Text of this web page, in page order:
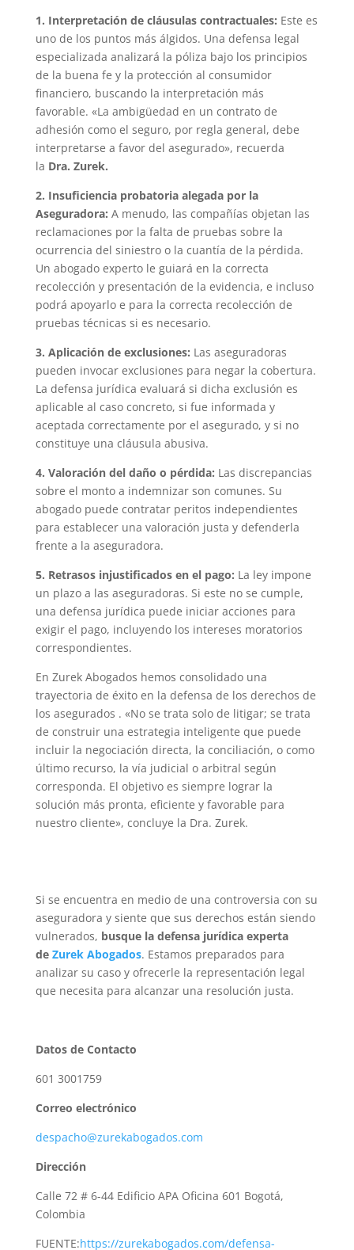
1. Interpretación de cláusulas contractuales: Este es
uno de los puntos más álgidos. Una defensa legal
especializada analizará la póliza bajo los principios
de la buena fe y la protección al consumidor
financiero, buscando la interpretación más
favorable. «La ambigüedad en un contrato de
adhesión como el seguro, por regla general, debe
interpretarse a favor del asegurado», recuerda
la Dra. Zurek.
2. Insuficiencia probatoria alegada por la
Aseguradora: A menudo, las compañías objetan las
reclamaciones por la falta de pruebas sobre la
ocurrencia del siniestro o la cuantía de la pérdida.
Un abogado experto le guiará en la correcta
recolección y presentación de la evidencia, e incluso
podrá apoyarlo e para la correcta recolección de
pruebas técnicas si es necesario.
3. Aplicación de exclusiones: Las aseguradoras
pueden invocar exclusiones para negar la cobertura.
La defensa jurídica evaluará si dicha exclusión es
aplicable al caso concreto, si fue informada y
aceptada correctamente por el asegurado, y si no
constituye una cláusula abusiva.
4. Valoración del daño o pérdida: Las discrepancias
sobre el monto a indemnizar son comunes. Su
abogado puede contratar peritos independientes
para establecer una valoración justa y defenderla
frente a la aseguradora.
5. Retrasos injustificados en el pago: La ley impone
un plazo a las aseguradoras. Si este no se cumple,
una defensa jurídica puede iniciar acciones para
exigir el pago, incluyendo los intereses moratorios
correspondientes.
En Zurek Abogados hemos consolidado una
trayectoria de éxito en la defensa de los derechos de
los asegurados . «No se trata solo de litigar; se trata
de construir una estrategia inteligente que puede
incluir la negociación directa, la conciliación, o como
último recurso, la vía judicial o arbitral según
corresponda. El objetivo es siempre lograr la
solución más pronta, eficiente y favorable para
nuestro cliente», concluye la Dra. Zurek.
Si se encuentra en medio de una controversia con su
aseguradora y siente que sus derechos están siendo
vulnerados, busque la defensa jurídica experta
de Zurek Abogados. Estamos preparados para
analizar su caso y ofrecerle la representación legal
que necesita para alcanzar una resolución justa.
Datos de Contacto
601 3001759
Correo electrónico
despacho@zurekabogados.com
Dirección
Calle 72 # 6-44 Edificio APA Oficina 601 Bogotá,
Colombia
FUENTE:https://zurekabogados.com/defensa-